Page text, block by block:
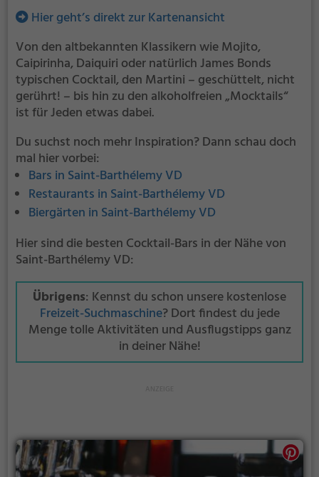
Hier geht’s direkt zur Kartenansicht
Von den altbekannten Klassikern wie Mojito,
Caipirinha, Daiquiri oder natürlich James Bonds
typischen Cocktail, den Martini – geschüttelt, nicht
gerührt! – bis hin zu den alkoholfreien „Mocktails“
ist für Jeden etwas dabei.
Du suchst noch mehr Inspiration? Dann schau doch
mal hier vorbei:
Bars in Saint-Barthélemy VD
Restaurants in Saint-Barthélemy VD
Biergärten in Saint-Barthélemy VD
Hier sind die besten Cocktail-Bars in der Nähe von
Saint-Barthélemy VD:
Übrigens: Kennst du schon unsere kostenlose
Freizeit-Suchmaschine? Dort findest du jede
Menge tolle Aktivitäten und Ausflugstipps ganz
in deiner Nähe!